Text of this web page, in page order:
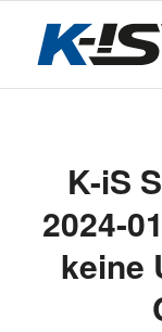
K-iS
2024-
keine